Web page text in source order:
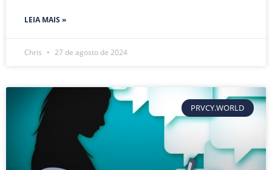
LEIA MAIS »
Chris 27 de agosto de 2024
PRVCY.WORLD